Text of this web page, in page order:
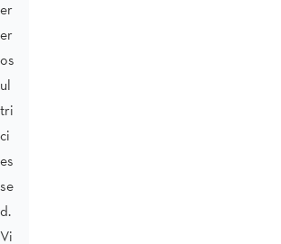
er
er
os
ul
tri
ci
es
se
d.
Vi